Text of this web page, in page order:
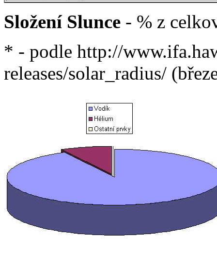
Složení Slunce - % z
* - podle http://
releases/solar_radius/